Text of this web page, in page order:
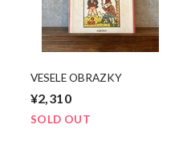
VESELE OBRAZKY
¥2,310
SOLD OUT